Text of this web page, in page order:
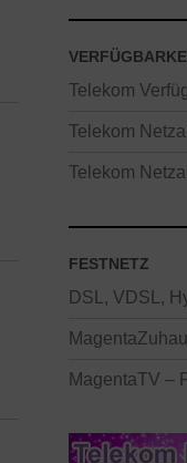
Telekom
Telekom
Telekom
FESTNETZ
DSL, VDSL,
MagentaTV –